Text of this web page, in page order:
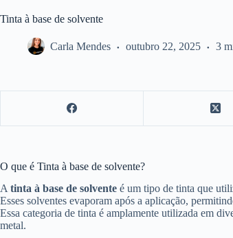
Tinta à base de solvente
Carla Mendes outubro 22, 2025 3
O que é Tinta à base de solvente?
Atinta à base de solvente é um tipo de tinta que
Esses solventes evaporam após a aplicação,
Essa categoria de tinta é amplamente utilizada em
metal.